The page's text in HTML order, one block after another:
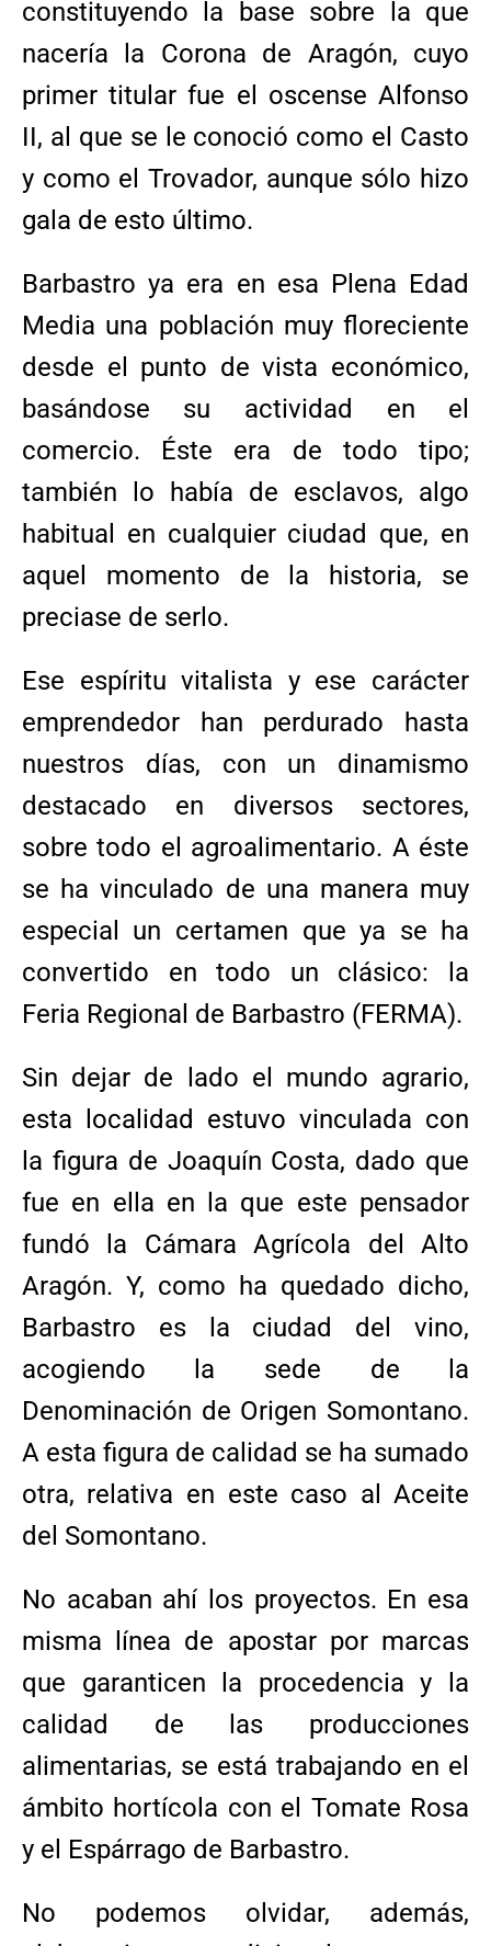
constituyendo la base sobre la que
nacería la Corona de Aragón, cuyo
primer titular fue el oscense Alfonso
II, al que se le conoció como el Casto
y como el Trovador, aunque sólo hizo
gala de esto último.
Barbastro ya era en esa Plena Edad
Media una población muy floreciente
desde el punto de vista económico,
basándose su actividad en el
comercio. Éste era de todo tipo;
también lo había de esclavos, algo
habitual en cualquier ciudad que, en
aquel momento de la historia, se
preciase de serlo.
Ese espíritu vitalista y ese carácter
emprendedor han perdurado hasta
nuestros días, con un dinamismo
destacado en diversos sectores,
sobre todo el agroalimentario. A éste
se ha vinculado de una manera muy
especial un certamen que ya se ha
convertido en todo un clásico: la
Feria Regional de Barbastro (FERMA).
Sin dejar de lado el mundo agrario,
esta localidad estuvo vinculada con
la figura de Joaquín Costa, dado que
fue en ella en la que este pensador
fundó la Cámara Agrícola del Alto
Aragón. Y, como ha quedado dicho,
Barbastro es la ciudad del vino,
acogiendo la sede de la
Denominación de Origen Somontano.
A esta figura de calidad se ha sumado
otra, relativa en este caso al Aceite
del Somontano.
No acaban ahí los proyectos. En esa
misma línea de apostar por marcas
que garanticen la procedencia y la
calidad de las producciones
alimentarias, se está trabajando en el
ámbito hortícola con el Tomate Rosa
y el Espárrago de Barbastro.
No podemos olvidar, además,